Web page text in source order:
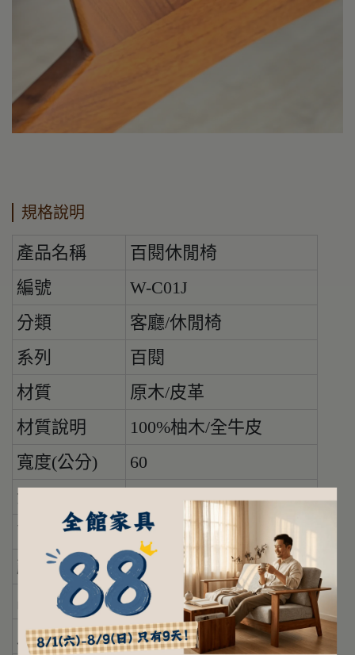
規格說明
產品名稱
百閱休閒椅
編號
W-C01J
分類
客廳/休閒椅
系列
百閱
材質
原木/皮革
材質說明
100%柚木/全牛皮
寬度(公分)
60
深度(公分)
高度(公分)
72
顏色
柚木色/牛皮:黑色
惟寓設計傢俬WayCASA
產地
印度尼西亞